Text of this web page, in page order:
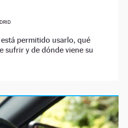
permitido usarlo, qué
sufrir y de dónde viene su